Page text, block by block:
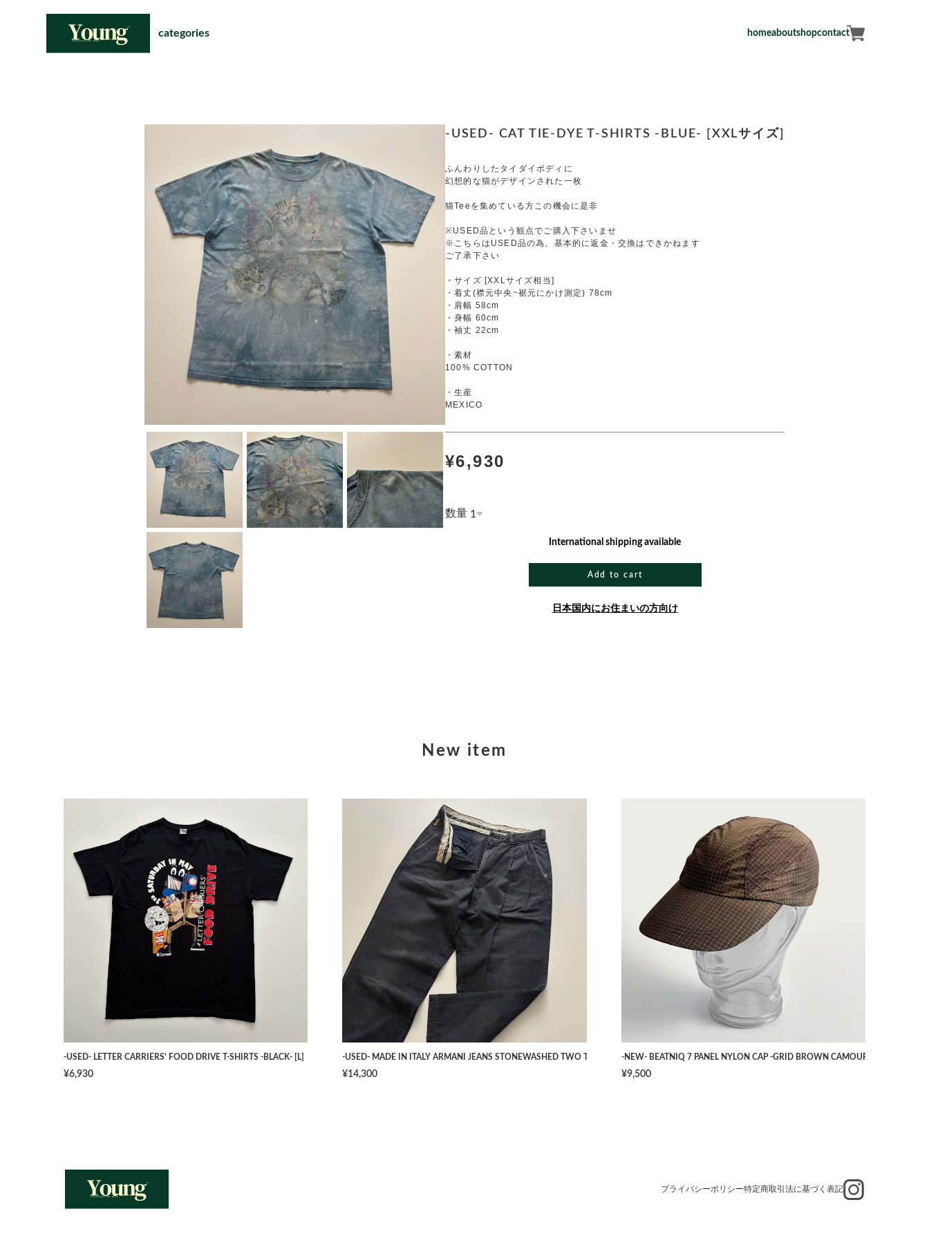
categories homeaboutshopcontact
-USED- CAT TIE-DYE T-SHIRTS -BLUE- [XXLサイズ]
ふんわりしたタイダイボディに
幻想的な猫がデザインされた一枚
猫Teeを集めている方この機会に是非
※USED品という観点でご購入下さいませ
※こちらはUSED品の為、基本的に返金・交換はできかねます
ご了承下さい
・サイズ [XXLサイズ相当]
・着丈(襟元中央~裾元にかけ測定) 78cm
・肩幅 58cm
・身幅 60cm
・袖丈 22cm
・素材
100% COTTON
・生産
MEXICO
¥6,930
数量
International shipping available
Add to cart
日本国内にお住まいの方向け
New item
-USED- LETTER CARRIERS' FOOD DRIVE T-SHIRTS -BLACK- [L]
¥6,930
-USED- MADE IN ITALY ARMANI JEANS STONEWASHED TWO TUCK PANTS -NAVY- [W34]
¥14,300
-NEW- BEATNIQ 7 PANEL NYLON CAP -GRID BROWN CAMOUFLAGE- [ONE
¥9,500
プライバシーポリシー特定商取引法に基づく表記